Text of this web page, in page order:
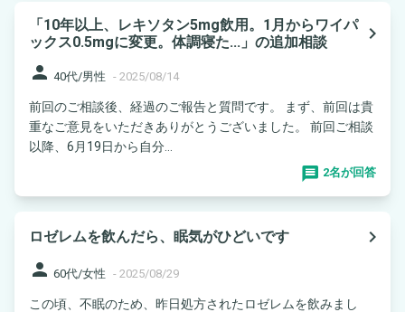
「10年以上、レキソタン5mg飲用。1月からワイパ
ックス0.5mgに変更。体調寝た...」の追加相談
navigate_next
person 40代/男性 - 2025/08/14
前回のご相談後、経過のご報告と質問です。 まず、前回は貴
重なご意見をいただきありがとうございました。 前回ご相談
以降、6月19日から自分...
2名が回答
ロゼレムを飲んだら、眠気がひどいです
navigate_next
person 60代/女性 - 2025/08/29
この頃、不眠のため、昨日処方されたロゼレムを飲みまし